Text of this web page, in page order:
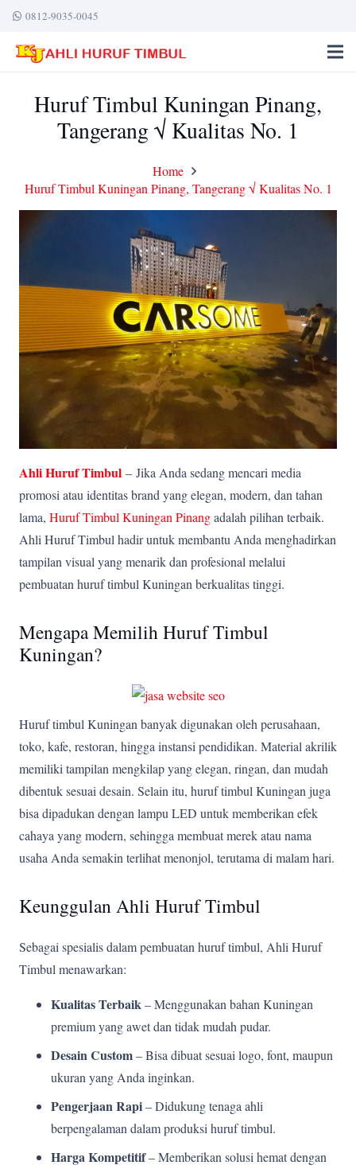
0812-9035-0045
Huruf Timbul Kuningan Pinang,
Tangerang √ Kualitas No. 1
Home
Huruf Timbul Kuningan Pinang, Tangerang √ Kualitas No. 1
Ahli Huruf Timbul – Jika Anda sedang mencari media
promosi atau identitas brand yang elegan, modern, dan tahan
lama, Huruf Timbul Kuningan Pinangadalah pilihan terbaik.
Ahli Huruf Timbul hadir untuk membantu Anda menghadirkan
tampilan visual yang menarik dan profesional melalui
pembuatan huruf timbul Kuningan berkualitas tinggi.
Mengapa Memilih Huruf Timbul
Kuningan?
Huruf timbul Kuningan banyak digunakan oleh perusahaan,
toko, kafe, restoran, hingga instansi pendidikan. Material akrilik
memiliki tampilan mengkilap yang elegan, ringan, dan mudah
dibentuk sesuai desain. Selain itu, huruf timbul Kuningan juga
bisa dipadukan dengan lampu LED untuk memberikan efek
cahaya yang modern, sehingga membuat merek atau nama
usaha Anda semakin terlihat menonjol, terutama di malam hari.
Keunggulan Ahli Huruf Timbul
Sebagai spesialis dalam pembuatan huruf timbul, Ahli Huruf
Timbul menawarkan:
Kualitas Terbaik– Menggunakan bahan Kuningan
premium yang awet dan tidak mudah pudar.
Desain Custom– Bisa dibuat sesuai logo, font, maupun
ukuran yang Anda inginkan.
Pengerjaan Rapi– Didukung tenaga ahli
berpengalaman dalam produksi huruf timbul.
Harga Kompetitif– Memberikan solusi hemat dengan